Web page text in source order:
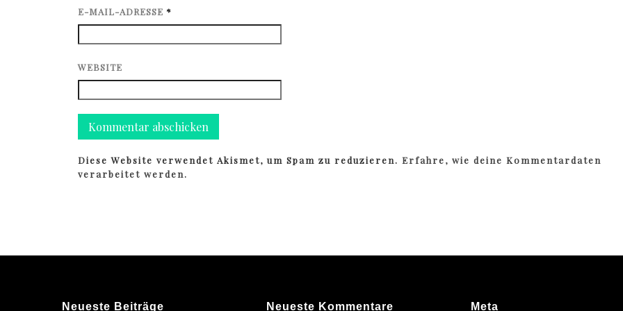
E-MAIL-ADRESSE *
WEBSITE
Diese Website verwendet Akismet, um Spam zu reduzieren.Erfahre, wie deine Kommentardaten
verarbeitet werden.
Neueste Beiträge Neueste Kommentare Meta